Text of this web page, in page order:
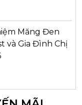
Măng Đen
và Gia Đình Chị